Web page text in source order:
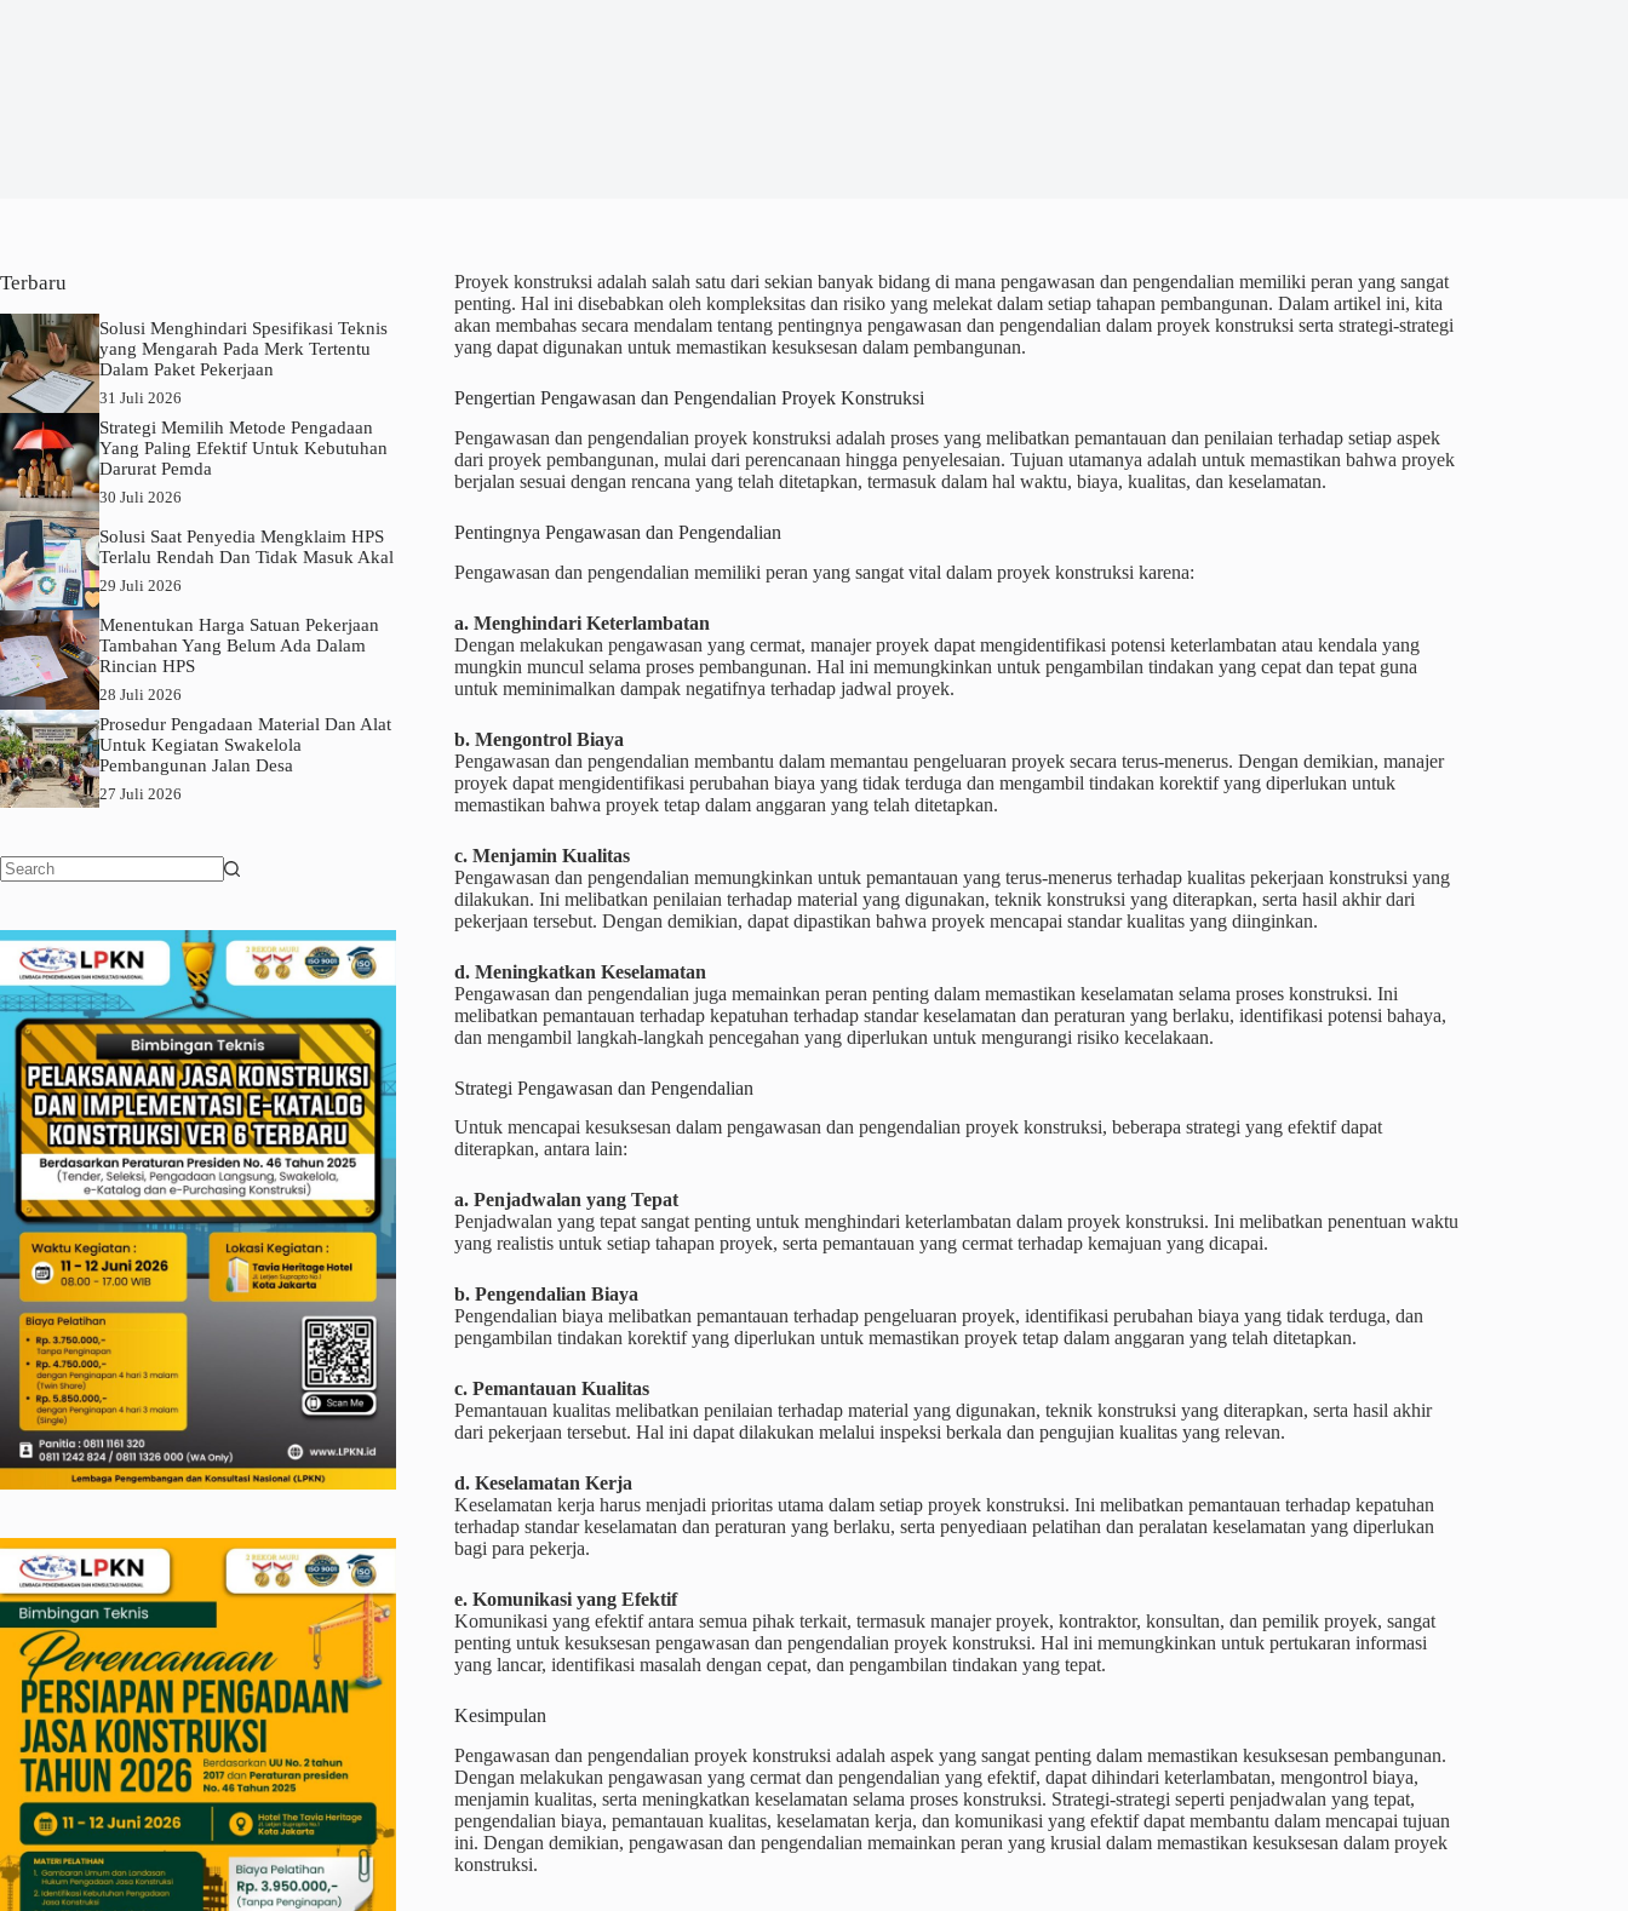
Proyek konstruksi adalah salah satu dari sekian banyak bidang di mana pengawasan dan pengendalian memiliki peran yang sangat
penting. Hal ini disebabkan oleh kompleksitas dan risiko yang melekat dalam setiap tahapan pembangunan. Dalam artikel ini, kita
akan membahas secara mendalam tentang pentingnya pengawasan dan pengendalian dalam proyek konstruksi serta strategi-strategi
yang dapat digunakan untuk memastikan kesuksesan dalam pembangunan.
Pengertian Pengawasan dan Pengendalian Proyek Konstruksi
Pengawasan dan pengendalian proyek konstruksi adalah proses yang melibatkan pemantauan dan penilaian terhadap setiap aspek
dari proyek pembangunan, mulai dari perencanaan hingga penyelesaian. Tujuan utamanya adalah untuk memastikan bahwa proyek
berjalan sesuai dengan rencana yang telah ditetapkan, termasuk dalam hal waktu, biaya, kualitas, dan keselamatan.
Pentingnya Pengawasan dan Pengendalian
Pengawasan dan pengendalian memiliki peran yang sangat vital dalam proyek konstruksi karena:
a. Menghindari Keterlambatan
Dengan melakukan pengawasan yang cermat, manajer proyek dapat mengidentifikasi potensi keterlambatan atau kendala yang
mungkin muncul selama proses pembangunan. Hal ini memungkinkan untuk pengambilan tindakan yang cepat dan tepat guna
untuk meminimalkan dampak negatifnya terhadap jadwal proyek.
b. Mengontrol Biaya
Pengawasan dan pengendalian membantu dalam memantau pengeluaran proyek secara terus-menerus. Dengan demikian, manajer
proyek dapat mengidentifikasi perubahan biaya yang tidak terduga dan mengambil tindakan korektif yang diperlukan untuk
memastikan bahwa proyek tetap dalam anggaran yang telah ditetapkan.
c. Menjamin Kualitas
Pengawasan dan pengendalian memungkinkan untuk pemantauan yang terus-menerus terhadap kualitas pekerjaan konstruksi yang
dilakukan. Ini melibatkan penilaian terhadap material yang digunakan, teknik konstruksi yang diterapkan, serta hasil akhir dari
pekerjaan tersebut. Dengan demikian, dapat dipastikan bahwa proyek mencapai standar kualitas yang diinginkan.
d. Meningkatkan Keselamatan
Pengawasan dan pengendalian juga memainkan peran penting dalam memastikan keselamatan selama proses konstruksi. Ini
melibatkan pemantauan terhadap kepatuhan terhadap standar keselamatan dan peraturan yang berlaku, identifikasi potensi bahaya,
dan mengambil langkah-langkah pencegahan yang diperlukan untuk mengurangi risiko kecelakaan.
Strategi Pengawasan dan Pengendalian
Untuk mencapai kesuksesan dalam pengawasan dan pengendalian proyek konstruksi, beberapa strategi yang efektif dapat
diterapkan, antara lain:
a. Penjadwalan yang Tepat
Penjadwalan yang tepat sangat penting untuk menghindari keterlambatan dalam proyek konstruksi. Ini melibatkan penentuan waktu
yang realistis untuk setiap tahapan proyek, serta pemantauan yang cermat terhadap kemajuan yang dicapai.
b. Pengendalian Biaya
Pengendalian biaya melibatkan pemantauan terhadap pengeluaran proyek, identifikasi perubahan biaya yang tidak terduga, dan
pengambilan tindakan korektif yang diperlukan untuk memastikan proyek tetap dalam anggaran yang telah ditetapkan.
c. Pemantauan Kualitas
Pemantauan kualitas melibatkan penilaian terhadap material yang digunakan, teknik konstruksi yang diterapkan, serta hasil akhir
dari pekerjaan tersebut. Hal ini dapat dilakukan melalui inspeksi berkala dan pengujian kualitas yang relevan.
d. Keselamatan Kerja
Keselamatan kerja harus menjadi prioritas utama dalam setiap proyek konstruksi. Ini melibatkan pemantauan terhadap kepatuhan
terhadap standar keselamatan dan peraturan yang berlaku, serta penyediaan pelatihan dan peralatan keselamatan yang diperlukan
bagi para pekerja.
e. Komunikasi yang Efektif
Komunikasi yang efektif antara semua pihak terkait, termasuk manajer proyek, kontraktor, konsultan, dan pemilik proyek, sangat
penting untuk kesuksesan pengawasan dan pengendalian proyek konstruksi. Hal ini memungkinkan untuk pertukaran informasi
yang lancar, identifikasi masalah dengan cepat, dan pengambilan tindakan yang tepat.
Kesimpulan
Pengawasan dan pengendalian proyek konstruksi adalah aspek yang sangat penting dalam memastikan kesuksesan pembangunan.
Dengan melakukan pengawasan yang cermat dan pengendalian yang efektif, dapat dihindari keterlambatan, mengontrol biaya,
menjamin kualitas, serta meningkatkan keselamatan selama proses konstruksi. Strategi-strategi seperti penjadwalan yang tepat,
pengendalian biaya, pemantauan kualitas, keselamatan kerja, dan komunikasi yang efektif dapat membantu dalam mencapai tujuan
ini. Dengan demikian, pengawasan dan pengendalian memainkan peran yang krusial dalam memastikan kesuksesan dalam proyek
konstruksi.
Terbaru
Solusi Menghindari Spesifikasi Teknis
yang Mengarah Pada Merk Tertentu
Dalam Paket Pekerjaan
31 Juli 2026
Strategi Memilih Metode Pengadaan
Yang Paling Efektif Untuk Kebutuhan
Darurat Pemda
30 Juli 2026
Solusi Saat Penyedia Mengklaim HPS
Terlalu Rendah Dan Tidak Masuk Akal
29 Juli 2026
Menentukan Harga Satuan Pekerjaan
Tambahan Yang Belum Ada Dalam
Rincian HPS
28 Juli 2026
Prosedur Pengadaan Material Dan Alat
Untuk Kegiatan Swakelola
Pembangunan Jalan Desa
27 Juli 2026